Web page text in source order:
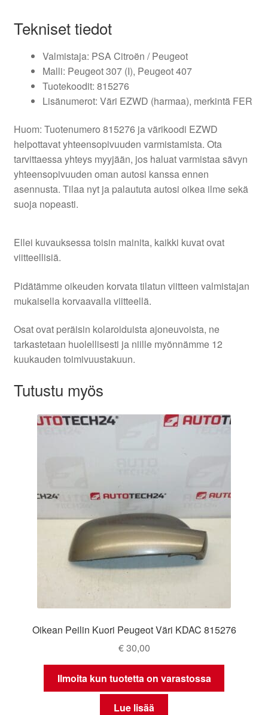
Tekniset tiedot
Valmistaja: PSA Citroën / Peugeot
Malli: Peugeot 307 (I), Peugeot 407
Tuotekoodit: 815276
Lisänumerot: Väri EZWD (harmaa), merkintä FER
Huom: Tuotenumero 815276 ja värikoodi EZWD
helpottavat yhteensopivuuden varmistamista. Ota
tarvittaessa yhteys myyjään, jos haluat varmistaa sävyn
yhteensopivuuden oman autosi kanssa ennen
asennusta. Tilaa nyt ja palaututa autosi oikea ilme sekä
suoja nopeasti.
Ellei kuvauksessa toisin mainita, kaikki kuvat ovat
viitteellisiä.
Pidätämme oikeuden korvata tilatun viitteen valmistajan
mukaisella korvaavalla viitteellä.
Osat ovat peräisin kolaroiduista ajoneuvoista, ne
tarkastetaan huolellisesti ja niille myönnämme 12
kuukauden toimivuustakuun.
Tutustu myös
Oikean Peilin Kuori Peugeot Väri KDAC 815276
€30,00
Ilmoita kun tuotetta on varastossa
Lue lisää